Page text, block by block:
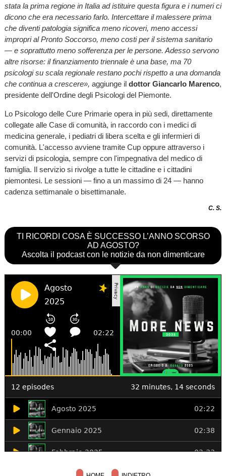
stata la prima regione in Italia ad istituire questa figura e i numeri ci
dicono che era necessario farlo. Intercettare il malessere prima
che diventi patologia significa meno ricoveri, meno accessi
impropri al Pronto Soccorso, meno costi per il sistema sanitario
— e soprattutto meno sofferenza per le persone. Adesso servono
altre risorse: il finanziamento triennale è una base, ma 70
psicologi su scala regionale restano pochi rispetto a una domanda
che continua a crescere», aggiunge il dottor Giancarlo Marenco,
presidente dell'Ordine degli Psicologi del Piemonte.
Lo Psicologo delle Cure Primarie opera in più sedi, direttamente
collegate alle Case di comunità, in raccordo con i medici di
medicina generale, i pediatri di libera scelta e gli infermieri di
comunità. L'accesso avviene tramite Cup oppure attraverso i
servizi di psicologia, sempre con l'impegnativa del medico di
famiglia. Il servizio si rivolge a tutte le cittadine e i cittadini
piemontesi. Le sessioni — fino a un massimo di 24 — hanno
cadenza settimanale o bisettimanale.
C. S.
TI RICORDI COSA È SUCCESSO L’ANNO SCORSO
AD AGOSTO?
Ascolta il podcast con le notizie da non dimenticare